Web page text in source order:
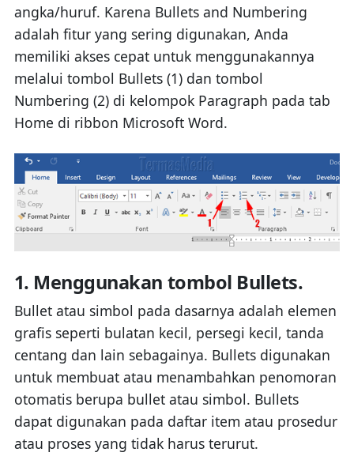
angka/huruf. Karena Bullets and Numbering
adalah fitur yang sering digunakan, Anda
memiliki akses cepat untuk menggunakannya
melalui tombol Bullets (1) dan tombol
Numbering (2) di kelompok Paragraph pada tab
Home di ribbon Microsoft Word.
1. Menggunakan tombol Bullets.
Bullet atau simbol pada dasarnya adalah elemen
grafis seperti bulatan kecil, persegi kecil, tanda
centang dan lain sebagainya. Bullets digunakan
untuk membuat atau menambahkan penomoran
otomatis berupa bullet atau simbol. Bullets
dapat digunakan pada daftar item atau prosedur
atau proses yang tidak harus terurut.